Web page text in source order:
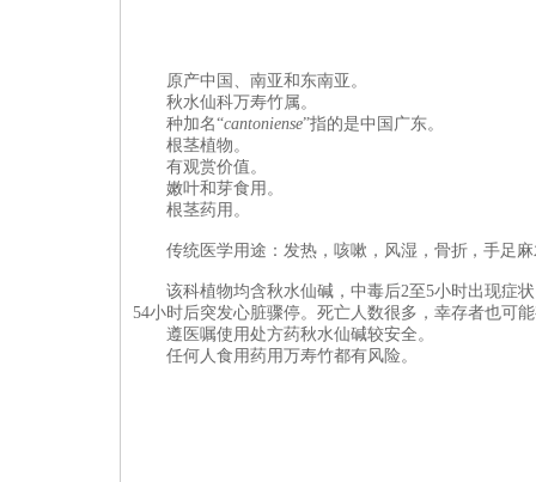
原产中国、南亚和东南亚。
秋水仙科万寿竹属。
种加名“cantoniense”指的是中国广东。
根茎植物。
有观赏价值。
嫩叶和芽食用。
根茎药用。
传统医学用途：发热，咳嗽，风湿，骨折 ，手足
该科植物均含秋水仙碱，中毒后2至5小时出现症
54小时后突发心脏骤停。死亡人数很多，幸存者也可
遵医嘱使用处方药秋水仙碱较安全。
任何人食用药用万寿竹都有风险。